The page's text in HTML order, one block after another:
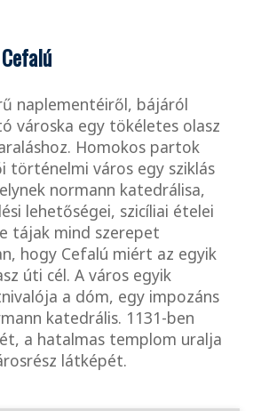
naplementéiről, bájáról
városka egy tökéletes olasz
Homokos partok
történelmi város egy sziklás
normann katedrálisa,
lehetőségei, szicíliai ételei
tájak mind szerepet
hogy Cefalú miért az egyik
úti cél. A város egyik
a dóm, egy impozáns
katedrális. 1131-ben
a hatalmas templom uralja
látképét.